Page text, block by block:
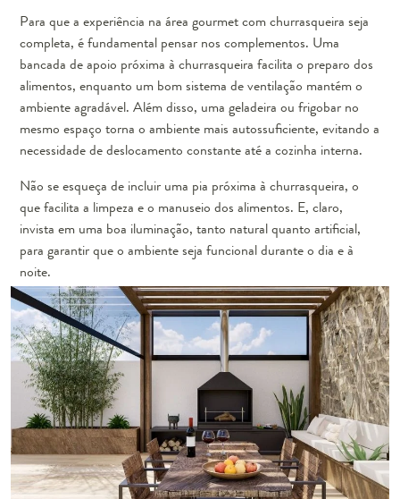
Para que a experiência na área gourmet com churrasqueira seja
completa, é fundamental pensar nos complementos. Uma
bancada de apoio próxima à churrasqueira facilita o preparo dos
alimentos, enquanto um bom sistema de ventilação mantém o
ambiente agradável. Além disso, uma geladeira ou frigobar no
mesmo espaço torna o ambiente mais autossuficiente, evitando a
necessidade de deslocamento constante até a cozinha interna.
Não se esqueça de incluir uma pia próxima à churrasqueira, o
que facilita a limpeza e o manuseio dos alimentos. E, claro,
invista em uma boa iluminação, tanto natural quanto artificial,
para garantir que o ambiente seja funcional durante o dia e à
noite.